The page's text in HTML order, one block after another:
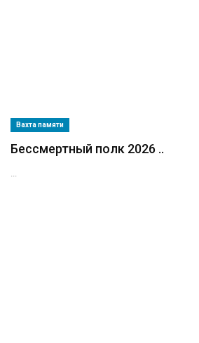
Вахта памяти
Бессмертный полк 2026 ..
...